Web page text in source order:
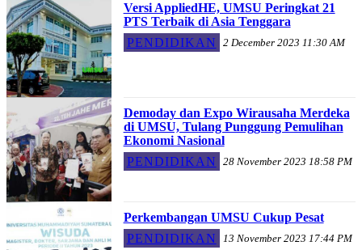
Versi AppliedHE, UMSU Peringkat 21
PTS Terbaik di Asia Tenggara
PENDIDIKAN
2 December 2023 11:30 AM
Demoday dan Expo Wirausaha Merdeka
di UMSU, Tulang Punggung Pemulihan
Ekonomi Nasional
PENDIDIKAN
28 November 2023 18:58 PM
Perkembangan UMSU Cukup Pesat
PENDIDIKAN
13 November 2023 17:44 PM